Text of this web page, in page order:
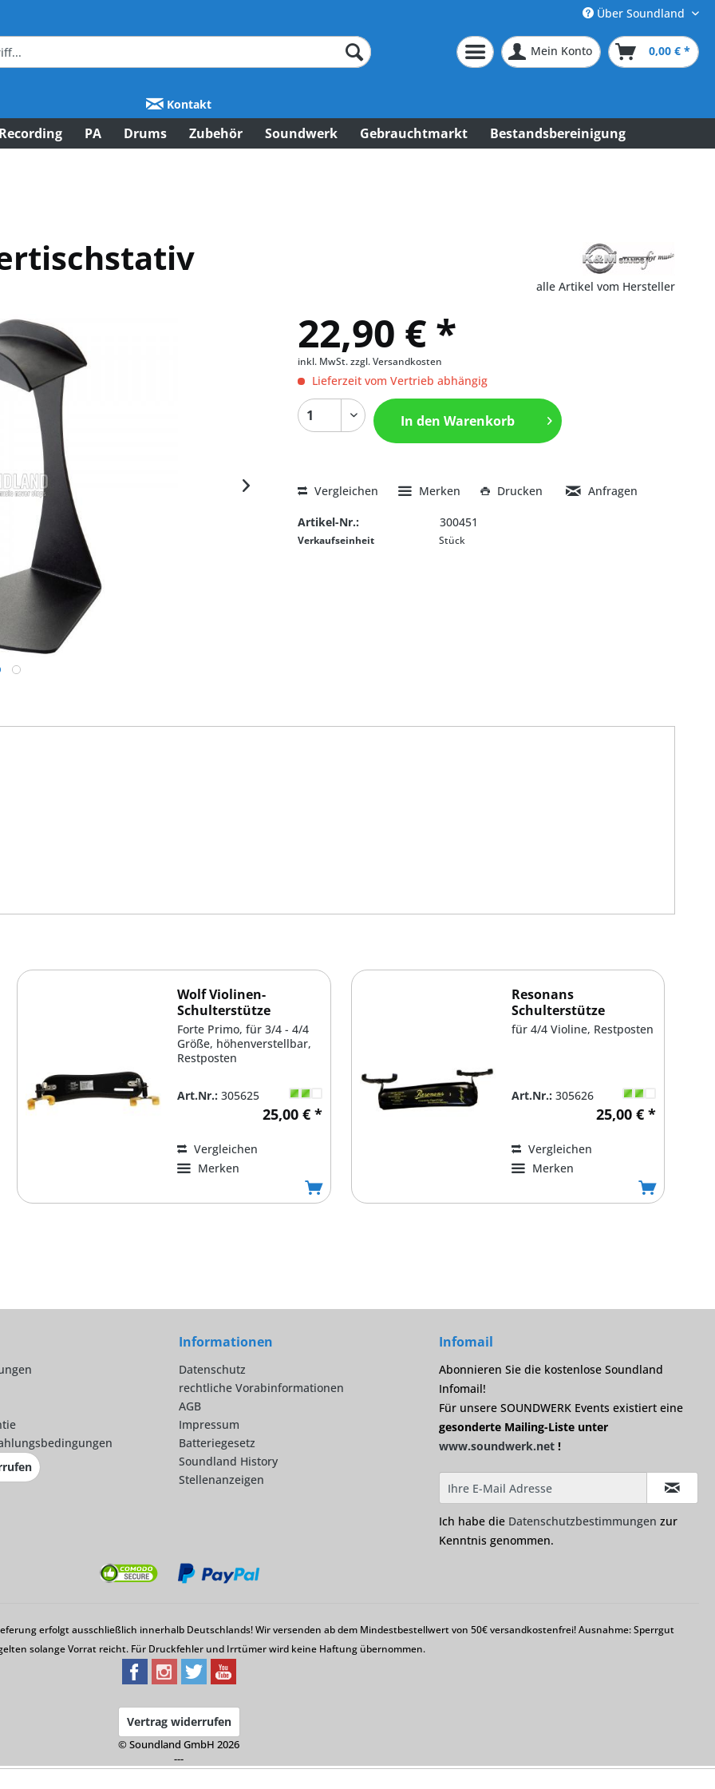
Über Soundland
Mein Konto 0,00 € *
Kontakt
Recording PA Drums Zubehör Soundwerk Gebrauchtmarkt Bestandsbereinigung
alle Artikel vom Hersteller
22,90 € *
inkl. MwSt.zzgl. Versandkosten
Lieferzeit vom Vertrieb abhängig
In den Warenkorb
Vergleichen Merken Drucken Anfragen
Artikel-Nr.: 300451
Verkaufseinheit Stück
Wolf Violinen-
Schulterstütze
Forte Primo, für 3/4 - 4/4
Größe, höhenverstellbar,
Restposten
Art.Nr.: 305625
25,00 € *
Vergleichen
Merken
Resonans
Schulterstütze
für 4/4 Violine, Restposten
Art.Nr.: 305626
25,00 € *
Vergleichen
Merken
Informationen
Datenschutz
rechtliche Vorabinformationen
AGB
Impressum
Batteriegesetz
Soundland History
Stellenanzeigen
Infomail
Abonnieren Sie die kostenlose Soundland
Infomail!
Für unsere SOUNDWERK Events existiert eine
gesonderte Mailing-Liste unter
www.soundwerk.net !
Ich habe die Datenschutzbestimmungen zur
Kenntnis genommen.
erfolgt ausschließlich innerhalb Deutschlands! Wir versenden ab dem Mindestbestellwert von 50€ versandkostenfrei! Ausnahme: Sperrgut
solange Vorrat reicht. Für Druckfehler und Irrtümer wird keine Haftung übernommen.
Vertrag widerrufen
© Soundland GmbH 2026
---